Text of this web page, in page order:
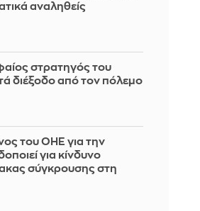
αναληθείς
στρατηγός του
διέξοδο από τον πόλεμο
του ΟΗΕ για την
για κίνδυνο
σύγκρουσης στη